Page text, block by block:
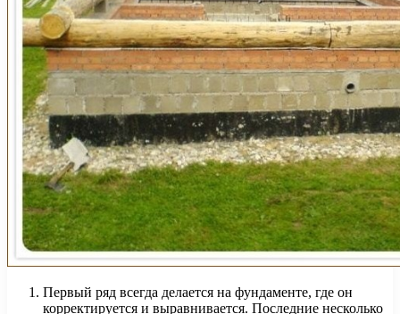
Первый ряд всегда делается на фундаменте, где он
корректируется и выравнивается. Последние несколько